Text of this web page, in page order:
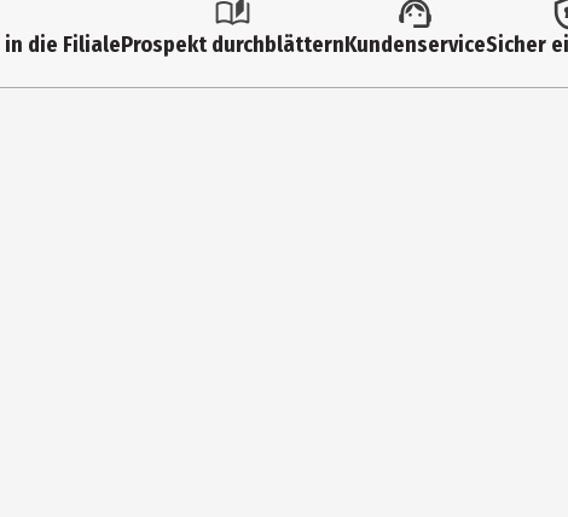
die FilialeProspekt durchblätternKundenserviceSicher